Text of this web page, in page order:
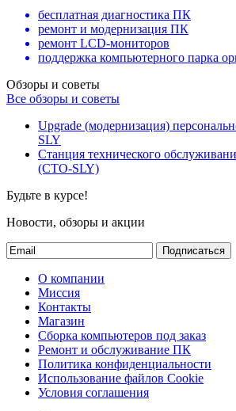
бесплатная диагностика ПК
ремонт и модернизация ПК
ремонт LCD-мониторов
поддержка компьютерного парка
Обзоры и советы
Все обзоры и советы
Upgrade (модернизация)
SLY
Станция технического
(СТО-SLY)
Будьте в курсе!
Новости, обзоры и акции
Подписаться
О компании
Миссия
Контакты
Магазин
Сборка компьютеров под заказ
Ремонт и обслуживание ПК
Политика конфиденциальности
Использование файлов Cookie
Условия соглашения